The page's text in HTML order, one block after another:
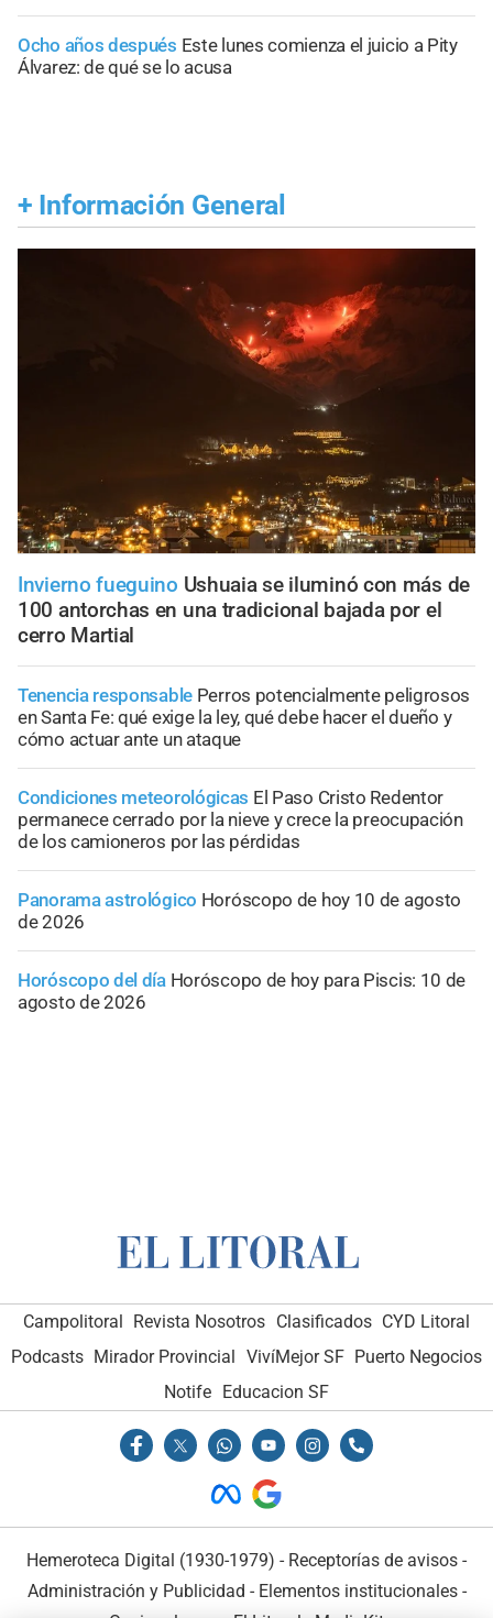
Ocho años después Este lunes comienza el juicio a Pity
Álvarez: de qué se lo acusa
+ Información General
Invierno fueguino Ushuaia se iluminó con más de
100 antorchas en una tradicional bajada por el
cerro Martial
Tenencia responsable Perros potencialmente peligrosos
en Santa Fe: qué exige la ley, qué debe hacer el dueño y
cómo actuar ante un ataque
Condiciones meteorológicas El Paso Cristo Redentor
permanece cerrado por la nieve y crece la preocupación
de los camioneros por las pérdidas
Panorama astrológico Horóscopo de hoy 10 de agosto
de 2026
Horóscopo del día Horóscopo de hoy para Piscis: 10 de
agosto de 2026
Campolitoral Revista Nosotros Clasificados CYD Litoral
Podcasts Mirador Provincial VivíMejor SF Puerto Negocios
Notife Educacion SF
Hemeroteca Digital (1930-1979) - Receptorías de avisos -
Administración y Publicidad - Elementos institucionales-